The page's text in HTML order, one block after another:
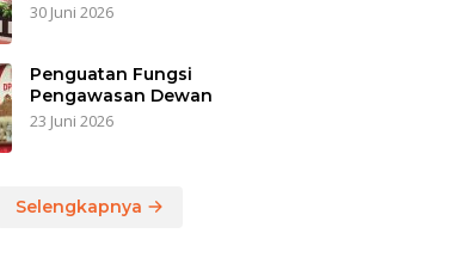
30 Juni 2026
Penguatan Fungsi
Pengawasan Dewan
23 Juni 2026
Selengkapnya